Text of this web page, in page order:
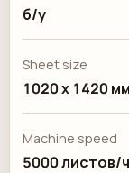
б/у
Sheet size
1020 x 1420 мм
Machine speed
5000 листов/